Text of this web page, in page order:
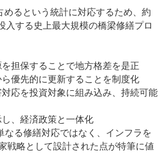
るという統計に対応するため、約
入する史上最大規模の橋梁修繕プロ
保することで地方格差を是正
先的に更新することを制度化
を投資対象に組み込み、持続可能
、経済政策と一体化
なる修繕対応ではなく、インフラを
戦略として設計された点が特筆に値